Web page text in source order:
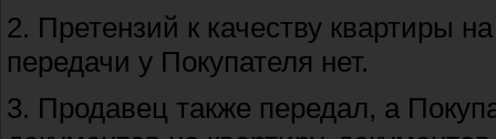
2. Претензий к качеству квартиры
передачи у Покупателя нет.
3. Продавец также передал, а